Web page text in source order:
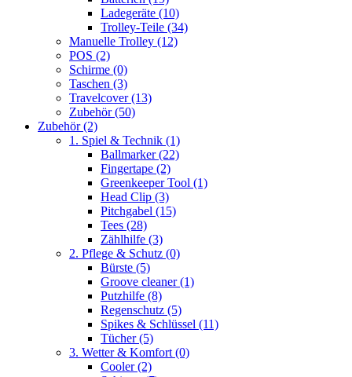
Ladegeräte (10)
Trolley-Teile (34)
Manuelle Trolley (12)
POS (2)
Schirme (0)
Taschen (3)
Travelcover(13)
Zubehör(50)
Zubehör(2)
1. Spiel & Technik (1)
Ballmarker(22)
Fingertape (2)
Greenkeeper Tool (1)
Head Clip (3)
Pitchgabel (15)
Tees (28)
Zählhilfe (3)
2. Pflege & Schutz (0)
Bürste (5)
Groove cleaner(1)
Putzhilfe (8)
Regenschutz (5)
Spikes & Schlüssel (11)
Tücher(5)
3. Wetter & Komfort (0)
Cooler(2)